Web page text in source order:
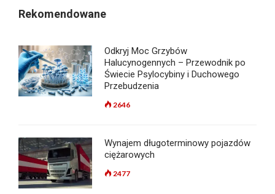
Rekomendowane
Odkryj Moc Grzybów
Halucynogennych – Przewodnik po
Świecie Psylocybiny i Duchowego
Przebudzenia
2646
Wynajem długoterminowy pojazdów
ciężarowych
2477